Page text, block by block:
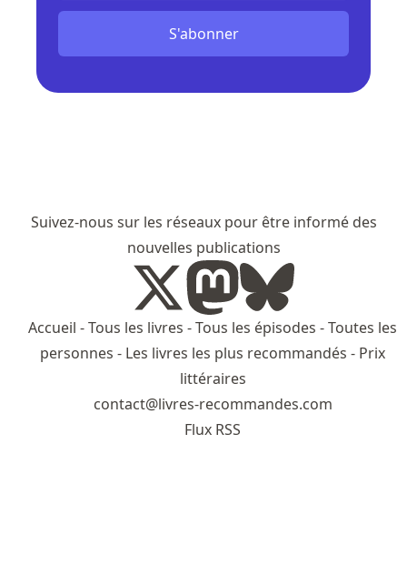
S'abonner
Suivez-nous sur les réseaux pour être informé des
nouvelles publications
Accueil -Tous les livres -Tous les épisodes -Toutes les
personnes - Les livres les plus recommandés - Prix
littéraires
contact@livres-recommandes.com
Flux RSS